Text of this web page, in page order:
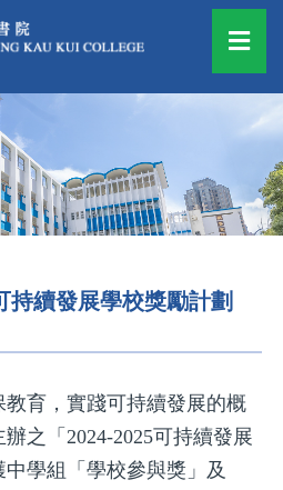
持續發展學校獎勵計劃
育，實踐可持續發展的概
之「2024-2025可持續發展
學組「學校參與獎」及